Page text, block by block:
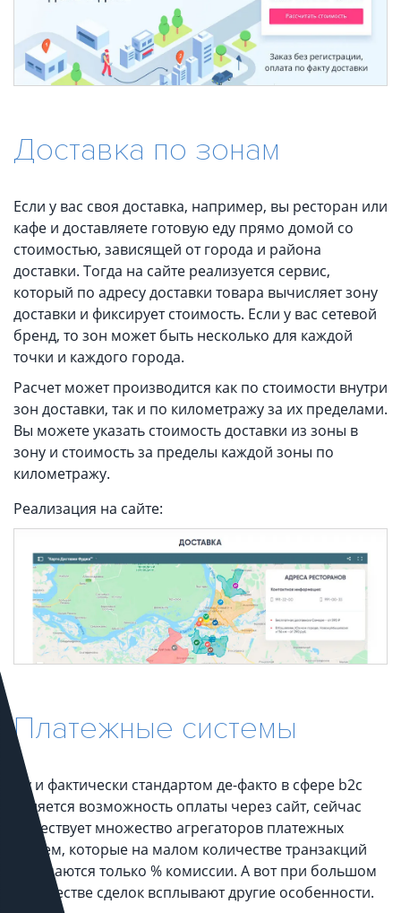
Доставка по зонам
Если у вас своя доставка, например, вы ресторан или
кафе и доставляете готовую еду прямо домой со
стоимостью, зависящей от города и района
доставки. Тогда на сайте реализуется сервис,
который по адресу доставки товара вычисляет зону
доставки и фиксирует стоимость. Если у вас сетевой
бренд, то зон может быть несколько для каждой
точки и каждого города.
Расчет может производится как по стоимости внутри
зон доставки, так и по километражу за их пределами.
Вы можете указать стоимость доставки из зоны в
зону и стоимость за пределы каждой зоны по
километражу.
Реализация на сайте:
Платежные системы
Ну и фактически стандартом де-факто в сфере b2c
является возможность оплаты через сайт, сейчас
существует множество агрегаторов платежных
систем, которые на малом количестве транзакций
отличаются только % комиссии. А вот при большом
количестве сделок всплывают другие особенности.